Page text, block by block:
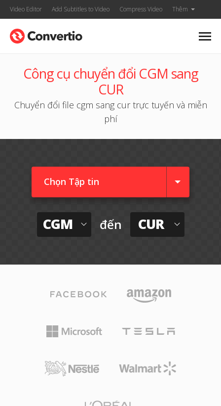
Video Editor Add Subtitles to Video Compress Video Thêm
Công cụ chuyển đổi CGM sang
CUR
Chuyển đổi file cgm sang cur trực tuyến và miễn
phí
Chọn Tập tin
CGM đến CUR